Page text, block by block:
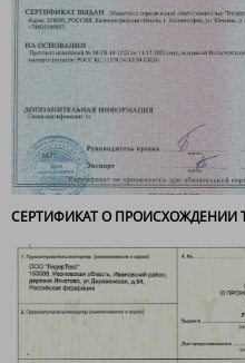
СЕРТИФИКАТ О ПРОИСХОЖДЕНИИ